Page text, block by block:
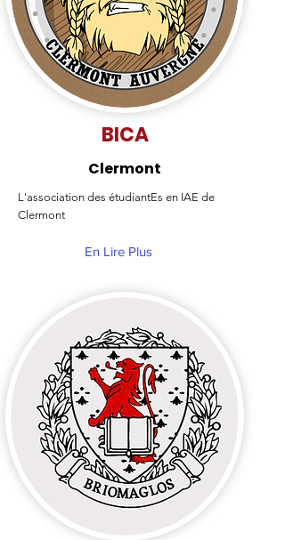
BICA
Clermont
L'association des étudiantEs en IAE de
Clermont
En Lire Plus